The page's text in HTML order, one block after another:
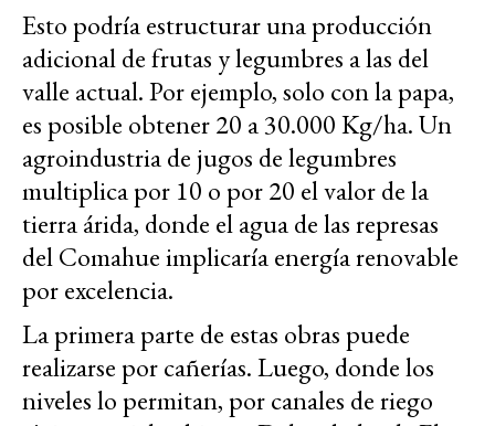
Esto podría estructurar una producción
adicional de frutas y legumbres a las del
valle actual. Por ejemplo, solo con la papa,
es posible obtener 20 a 30.000 Kg/ha. Un
agroindustria de jugos de legumbres
multiplica por 10 o por 20 el valor de la
tierra árida, donde el agua de las represas
del Comahue implicaría energía renovable
por excelencia.
La primera parte de estas obras puede
realizarse por cañerías. Luego, donde los
niveles lo permitan, por canales de riego